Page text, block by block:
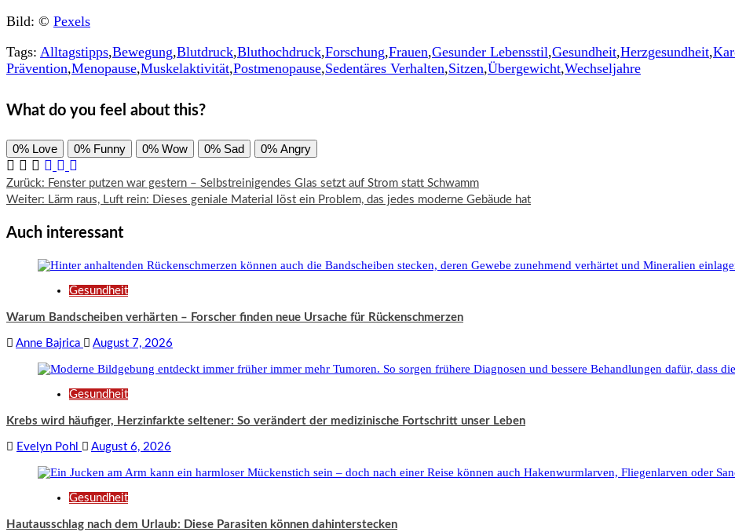
Bild: © Pexels
Tags: Alltagstipps,Bewegung,Blutdruck,Bluthochdruck,Forschung,Frauen,Gesunder Lebensstil,Gesundheit,Herzgesundheit,
Prävention,Menopause,Muskelaktivität,Postmenopause,Sedentäres Verhalten,Sitzen,Übergewicht,Wechseljahre
What do you feel about this?
0% Love 0% Funny 0% Wow 0% Sad 0% Angry
Beitragsnavigation
Zurück: Fenster putzen war gestern – Selbstreinigendes Glas setzt auf Strom statt Schwamm
Weiter: Lärm raus, Luft rein: Dieses geniale Material löst ein Problem, das jedes moderne Gebäude hat
Auch interessant
Gesundheit
Warum Bandscheiben verhärten – Forscher finden neue Ursache für Rückenschmerzen
Anne Bajrica August 7, 2026
Gesundheit
Krebs wird häufiger, Herzinfarkte seltener: So verändert der medizinische Fortschritt unser Leben
Evelyn Pohl August 6, 2026
Gesundheit
Hautausschlag nach dem Urlaub: Diese Parasiten können dahinterstecken